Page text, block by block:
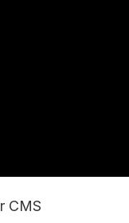
CMS